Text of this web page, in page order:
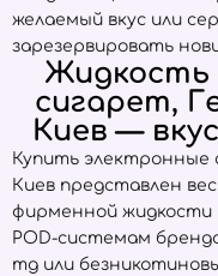
желаемый вкус или
зарезервировать
Жидкость
сигарет,
Киев —
Купить электронные
Киев представлен
фирменной жидкости
POD-системам
mg или